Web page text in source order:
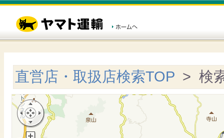
直営店・取扱店検索TOP > 検